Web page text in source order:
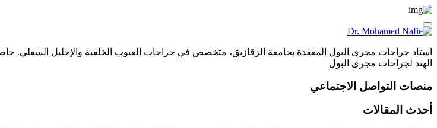
الهند لجراحات مجرى البول
منصات التواصل الاجتماعي
أحدث المقالات